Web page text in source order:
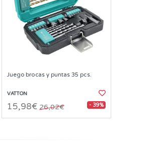
Juego brocas y puntas 35 pcs.
VATTON
15,98€ 26,02€ - 39%